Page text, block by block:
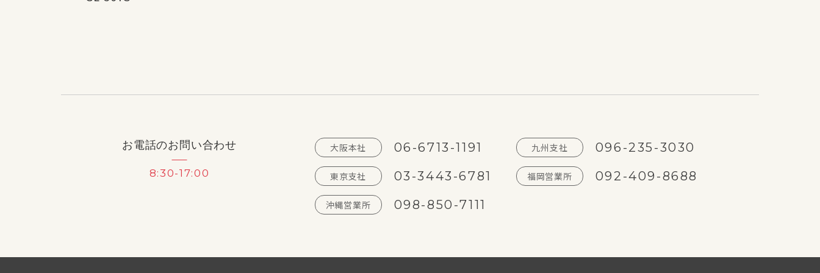
お電話のお問い合わせ
8:30-17:00
大阪本社 06-6713-1191 九州支社 096-235-3030
東京支社 03-3443-6781 福岡営業所 092-409-8688
沖縄営業所 098-850-7111